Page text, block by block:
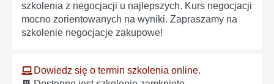
szkolenia z negocjacji u najlepszych. Kurs negocjacji
mocno zorientowanych na wyniki. Zapraszamy na
szkolenie negocjacje zakupowe!
Dowiedz się o termin szkolenia online.